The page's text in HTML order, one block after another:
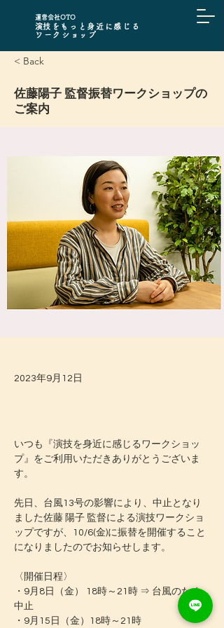
​運営会社OTO
​演技をもっと身近に感じる
ワークショップ
< Back
佐藤陽子 監督振替ワークショップの
ご案内
2023年9月12日
いつも『演技を身近に感じるワークショッ
プ』をご利用いただきありがとうございま
す。
先日、台風13号の影響により、中止となり
ました佐藤 陽子 監督による演技ワークショ
ップですが、10/6(金)に振替を開催すること
になりましたのでお知らせします。
〈開催日程〉
・9月8日（金） 18時～21時 ⇒ 台風のため
中止
・9月15日（金）18時～21時